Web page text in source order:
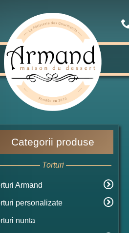
Categorii produse
Torturi
Armand
personalizate
nunta